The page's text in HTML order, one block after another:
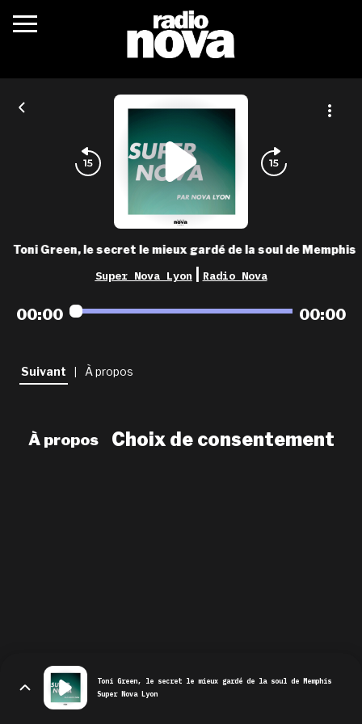
c’était quoi ?
podcasts
nova aime
les grilles
playlists
newsletter
Toni Green, le secret le mieux gardé de la soul de Memphis
Super Nova Lyon Radio Nova
00:00 00:00
Suivant À propos
À propos Choix de consentement
Toni Green, le secret le mieux gardé de la soul de Memphis
Super Nova Lyon